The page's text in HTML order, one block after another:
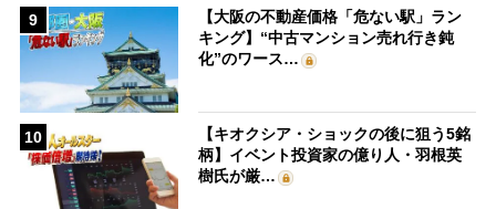
9
【大阪の不動産価格「危ない駅」ラン
キング】“中古マンション売れ行き鈍
化”のワース…
10
【キオクシア・ショックの後に狙う5銘
柄】イベント投資家の億り人・羽根英
樹氏が厳…